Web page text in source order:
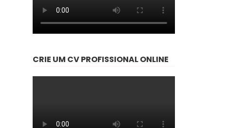
CRIE UM CV PROFISSIONAL ONLINE